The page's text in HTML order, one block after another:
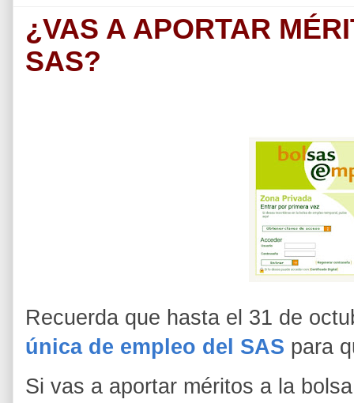
¿VAS A APORTAR
SAS?
Recuerda que hasta el 31 de
única de empleo del SAS para
Si vas a aportar méritos a la